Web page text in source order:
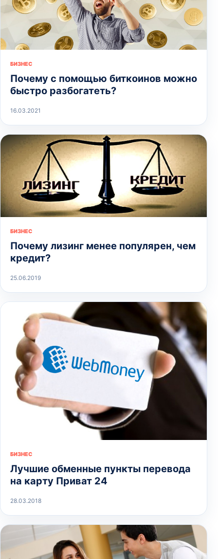
БИЗНЕС
Почему с помощью биткоинов можно
быстро разбогатеть?
16.03.2021
БИЗНЕС
Почему лизинг менее популярен, чем
кредит?
25.06.2019
БИЗНЕС
Лучшие обменные пункты перевода
на карту Приват 24
28.03.2018